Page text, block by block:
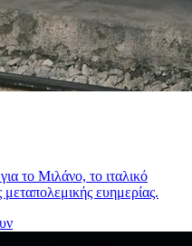
το Μιλάνο, το ιταλικό
ευημερίας.